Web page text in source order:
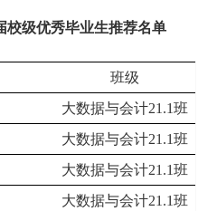
校级优秀毕业生推荐名单
班级
大数据与会计21.1班
大数据与会计21.1班
大数据与会计21.1班
大数据与会计21.1班